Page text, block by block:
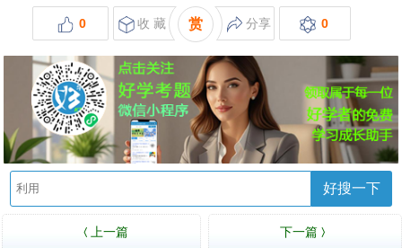
0 收 藏 赏 分享 0
好搜一下
〈
上一篇
下一篇 〉